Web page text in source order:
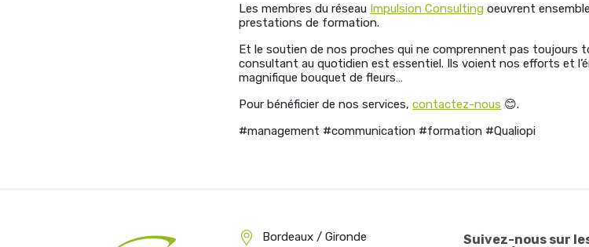
Les membres du réseau Impulsion Consulting oeuvrent
prestations de formation.
Et le soutien de nos proches qui ne comprennent pas toujours
consultant au quotidien est essentiel. Ils voient nos efforts et
magnifique bouquet de fleurs…
Pour bénéficier de nos services, contactez-nous 😊.
#management #communication #formation #Qualiopi
Bordeaux / Gironde
Suivez-nous sur